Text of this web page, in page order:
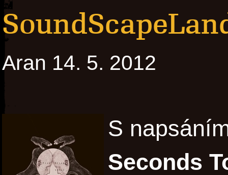
Aran 14. 5. 2012
S
Seconds